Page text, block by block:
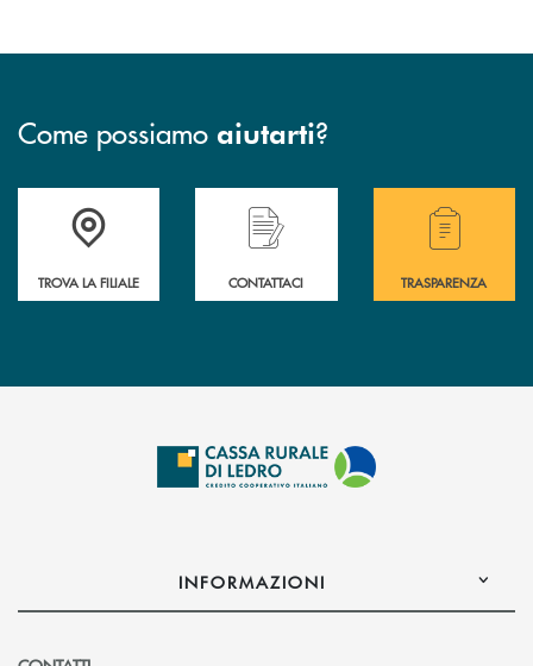
Come possiamo aiutarti?
Accedi all' elenco completo delle filiali .
TROVA LA FILIALE
Hai bisogno di assistenza immediata?
CONTATTACI
Hai bisogno di
TRASPARENZA
INFORMAZIONI